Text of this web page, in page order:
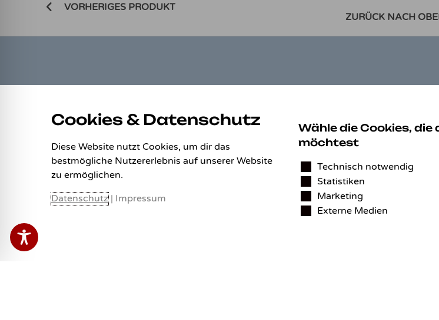
VORHERIGES PRODUKT
ZURÜCK NACH
Allgemeine Geschäftsbedingungen
Impressum
Zahlungsweisen
Versand & Lieferung
Cookies & Datenschutz
Diese Website nutzt Cookies, um dir das
bestmögliche Nutzererlebnis auf unserer Website
zu ermöglichen.
Datenschutz | Impressum
Wähle die Cookies,
möchtest
Technisch notwendig
Statistiken
Marketing
Externe Medien